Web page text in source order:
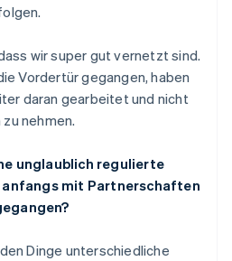
wir super gut vernetzt sind.
Vordertür gegangen, haben
daran gearbeitet und nicht
nehmen.
unglaublich regulierte
anfangs mit Partnerschaften
Dinge unterschiedliche